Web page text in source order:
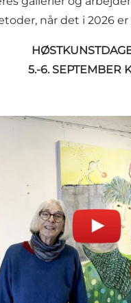
når det i 2026
5.-6. SEPTEMBER
KUNSTNERNE